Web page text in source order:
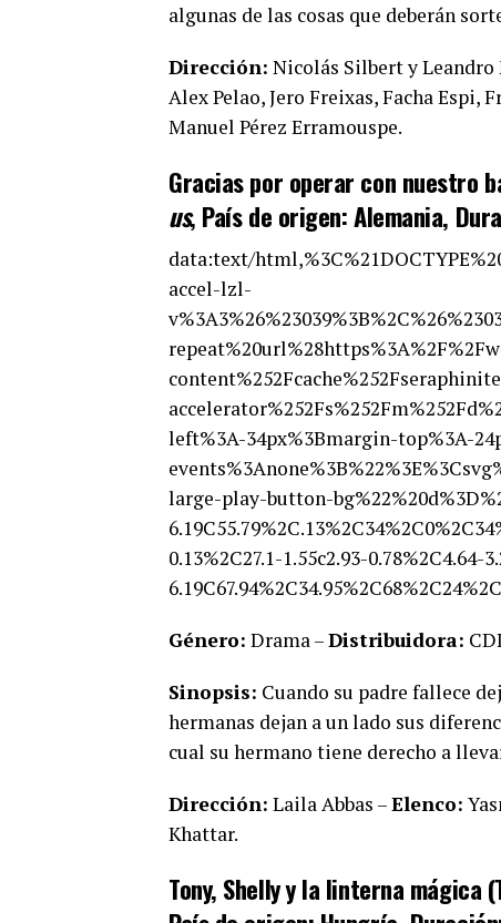
algunas de las cosas que deberán
Dirección: Nicolás Silbert y Leandro
Alex Pelao, Jero Freixas, Facha Espi,
Manuel Pérez Erramouspe.
Gracias por operar con nuestro
us, País de origen: Alemania,
data:text/
accel-lzl-
left%3A-34px%3Bmargin-top%3A-
large-play-button-
0.13%2C27.1-1.55c2.93-0.78%2C4.64-
Género: Drama –Distribuidora:
Sinopsis: Cuando su padre fallece
hermanas dejan a un lado sus
cual su hermano tiene derecho a
Dirección: Laila Abbas –Elenco:
Khattar.
Tony, Shelly y la linterna mágica